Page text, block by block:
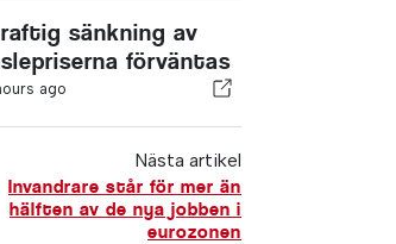
sänkning av
förväntas
ago
Nästa artikel
Invandrare står för mer än
hälften av de nya jobben i
eurozonen